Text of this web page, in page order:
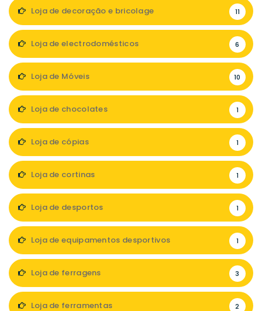
Loja de decoração e bricolage 11
Loja de electrodomésticos 6
Loja de Móveis 10
Loja de chocolates 1
Loja de cópias 1
Loja de cortinas 1
Loja de desportos 1
Loja de equipamentos desportivos 1
Loja de ferragens 3
Loja de ferramentas 2